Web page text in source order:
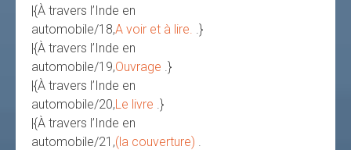
|{À travers l’Inde en
automobile/18,A voir et à lire. .}
|{À travers l’Inde en
automobile/19,Ouvrage .}
|{À travers l’Inde en
automobile/20,Le livre .}
|{À travers l’Inde en
automobile/21,(la couverture) .